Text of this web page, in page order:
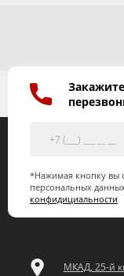
*Нажимая кнопку вы
персональных
конфидициальности
МКАД, 25-й